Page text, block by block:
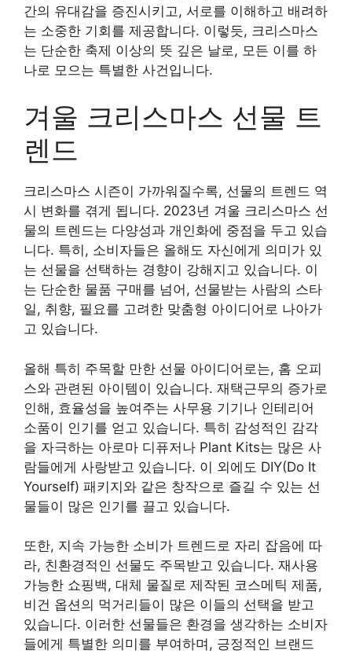
간의 유대감을 증진시키고, 서로를 이해하고 배려하
는 소중한 기회를 제공합니다. 이렇듯, 크리스마스
는 단순한 축제 이상의 뜻 깊은 날로, 모든 이를 하
나로 모으는 특별한 사건입니다.
겨울 크리스마스 선물 트
렌드
크리스마스 시즌이 가까워질수록, 선물의 트렌드 역
시 변화를 겪게 됩니다. 2023년 겨울 크리스마스 선
물의 트렌드는 다양성과 개인화에 중점을 두고 있습
니다. 특히, 소비자들은 올해도 자신에게 의미가 있
는 선물을 선택하는 경향이 강해지고 있습니다. 이
는 단순한 물품 구매를 넘어, 선물받는 사람의 스타
일, 취향, 필요를 고려한 맞춤형 아이디어로 나아가
고 있습니다.
올해 특히 주목할 만한 선물 아이디어로는, 홈 오피
스와 관련된 아이템이 있습니다. 재택근무의 증가로
인해, 효율성을 높여주는 사무용 기기나 인테리어
소품이 인기를 얻고 있습니다. 특히 감성적인 감각
을 자극하는 아로마 디퓨저나 Plant Kits는 많은 사
람들에게 사랑받고 있습니다. 이 외에도 DIY(Do It
Yourself) 패키지와 같은 창작으로 즐길 수 있는 선
물들이 많은 인기를 끌고 있습니다.
또한, 지속 가능한 소비가 트렌드로 자리 잡음에 따
라, 친환경적인 선물도 주목받고 있습니다. 재사용
가능한 쇼핑백, 대체 물질로 제작된 코스메틱 제품,
비건 옵션의 먹거리들이 많은 이들의 선택을 받고
있습니다. 이러한 선물들은 환경을 생각하는 소비자
들에게 특별한 의미를 부여하며, 긍정적인 브랜드